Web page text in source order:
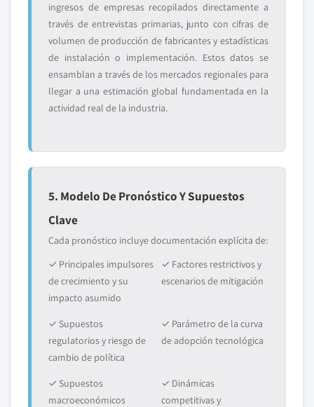
ingresos de empresas recopilados directamente a
través de entrevistas primarias, junto con cifras de
volumen de producción de fabricantes y estadísticas
de instalación o implementación. Estos datos se
ensamblan a través de los mercados regionales para
llegar a una estimación global fundamentada en la
actividad real de la industria.
5. Modelo De Pronóstico Y Supuestos
Clave
Cada pronóstico incluye documentación explícita de:
✓ Principales impulsores
de crecimiento y su
impacto asumido
✓ Factores restrictivos y
escenarios de mitigación
✓ Supuestos
regulatorios y riesgo de
cambio de política
✓ Parámetro de la curva
de adopción tecnológica
✓ Supuestos
macroeconómicos
✓ Dinámicas
competitivas y